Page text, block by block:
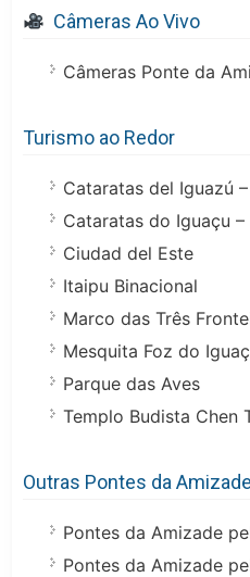
Câmeras Ao Vivo
Câmeras Ponte da
Turismo ao Redor
Cataratas del Iguazú
Cataratas do Iguaçu –
Ciudad del Este
Itaipu Binacional
Marco das Três
Mesquita Foz do
Parque das Aves
Templo Budista Chen
Outras Pontes da Amizade
Pontes da Amizade
Pontes da Amizade